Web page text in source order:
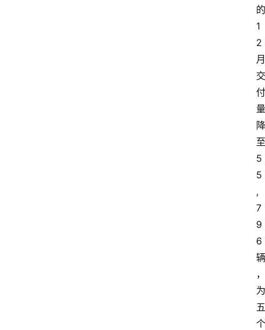
的
1
2
月
交
付
量
降
至
5
5
,
7
9
6
辆
，
为
五
个